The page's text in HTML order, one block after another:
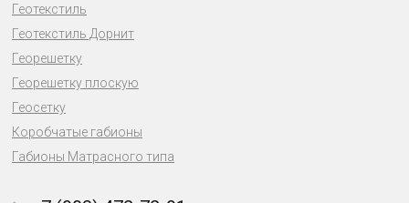
Геотекстиль
Геотекстиль Дорнит
Георешетку
Георешетку плоскую
Геосетку
Коробчатые габионы
Габионы Матрасного типа